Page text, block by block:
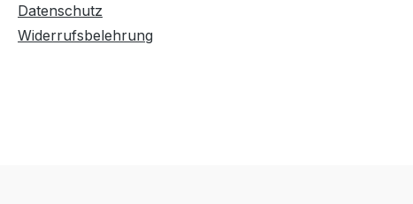
Datenschutz
Widerrufsbelehrung